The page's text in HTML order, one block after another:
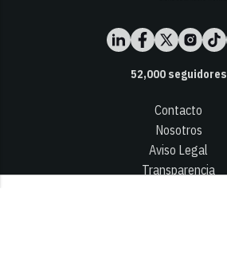
52,000seguidores
Contacto
Nosotros
Aviso Legal
Transparencia